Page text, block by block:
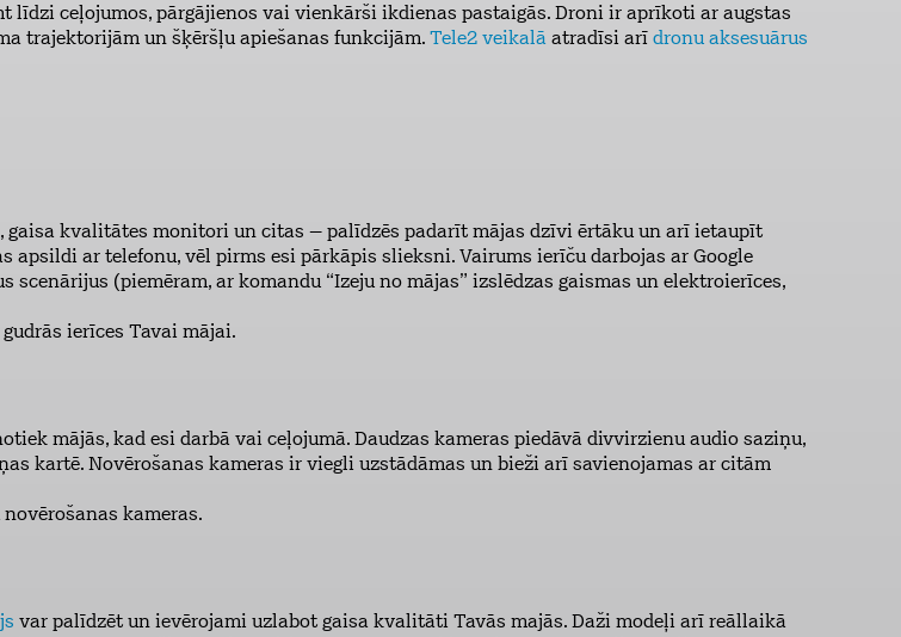
ceļojumos, pārgājienos vai vienkārši ikdienas pastaigās. Droni ir aprīkoti ar augstas
trajektorijām un šķēršļu apiešanas funkcijām. Tele2 veikalā atradīsi arī dronu aksesuārus
gaisa kvalitātes monitori un citas – palīdzēs padarīt mājas dzīvi ērtāku un arī ietaupīt
apsildi ar telefonu, vēl pirms esi pārkāpis slieksni. Vairums ierīču darbojas ar Google
(piemēram, ar komandu “Izeju no mājas” izslēdzas gaismas un elektroierīces,
ierīces Tavai mājai.
mājās, kad esi darbā vai ceļojumā. Daudzas kameras piedāvā divvirzienu audio saziņu,
kartē. Novērošanas kameras ir viegli uzstādāmas un bieži arī savienojamas ar citām
kameras.
var palīdzēt un ievērojami uzlabot gaisa kvalitāti Tavās majās. Daži modeļi arī reāllaikā